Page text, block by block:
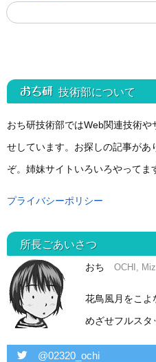
おち研 技術部について
おち研技術部ではWeb関連技術
せしています。お探しの記事があ
ぞ。姉妹サイトいろいろやってま
プライバシーポリシー
所長ごあいさつ
おち OCHI,
花鳥風月をこよ
めざせフルスタ
twitter @02320_ochi